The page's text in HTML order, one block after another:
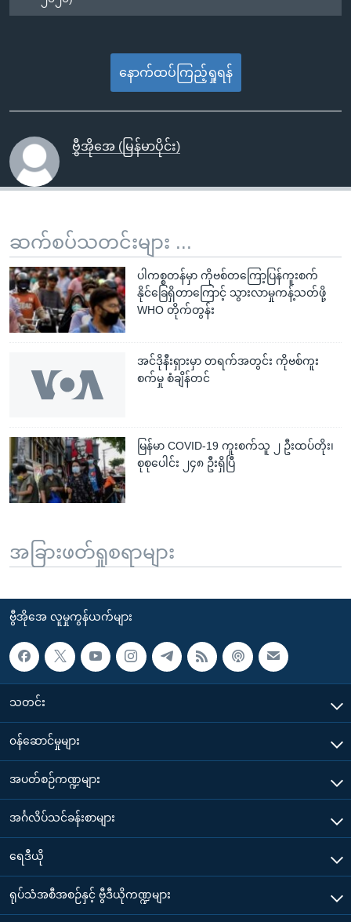
နောက်ထပ်ကြည့်ရှုရန်
ဗွီအိုအေ (မြန်မာပိုင်း)
ဆက်စပ်သတင်းများ ...
ပါကစ္စတန်မှာ ကိုဗစ်တကြော့ပြန်ကူးစက်
နိုင်ခြေရှိတာကြောင့် သွားလာမှုကန့်သတ်ဖို့
WHO တိုက်တွန်း
အင်ဒိုနီးရှားမှာ တရက်အတွင်း ကိုဗစ်ကူး
စက်မှု စံချိန်တင်
မြန်မာ COVID-19 ကူးစက်သူ ၂ ဦးထပ်တိုး၊
စုစုပေါင်း ၂၄၈ ဦးရှိပြီ
အခြားဖတ်ရှုစရာများ
ဗွီအိုအေ လူမှုကွန်ယက်များ
သတင်း
၀န်ဆောင်မှုများ
အပတ်စဉ်ကဏ္ဍများ
အင်္ဂလိပ်သင်ခန်းစာများ
ရေဒီယို
ရုပ်သံအစီအစဉ်နှင့် ဗွီဒီယိုကဏ္ဍများ